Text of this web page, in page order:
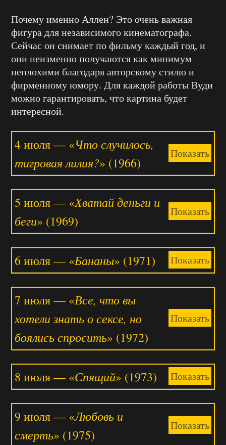
Почему именно Аллен? Это очень важная
фигура для независимого кинематографа.
Сейчас он снимает по фильму каждый год, и
они неизменно получаются как минимум
неплохими благодаря авторскому стилю и
фирменному юмору. Для каждой работы Вуди
можно гарантировать, что картина будет
интересной.
4 июля — «Что случилось,
тигровая лилия?» (1966)
Показать
5 июля — «Хватай деньги и
беги» (1969)
Показать
6 июля — «Бананы» (1971) Показать
7 июля — «Все, что вы
хотели знать о сексе, но
боялись спросить» (1972)
Показать
8 июля — «Спящий» (1973) Показать
9 июля — «Любовь и
смерть» (1975)
Показать